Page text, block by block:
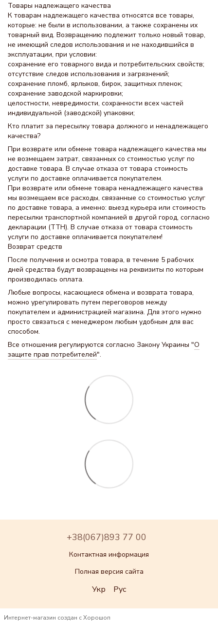
Товары надлежащего качества
К товарам надлежащего качества относятся все товары,
которые: не были в использовании, а также сохранены их
товарный вид. Возвращению подлежит только новый товар,
не имеющий следов использования и не находившийся в
эксплуатации, при условии:
сохранение его товарного вида и потребительских свойств;
отсутствие следов использования и загрязнений;
сохранение пломб, ярлыков, бирок, защитных пленок;
сохранение заводской маркировки;
целостности, невредимости, сохранности всех частей
индивидуальной (заводской) упаковки;
Кто платит за пересылку товара должного и ненадлежащего
качества?
При возврате или обмене товара надлежащего качества мы
не возмещаем затрат, связанных со стоимостью услуг по
доставке товара. В случае отказа от товара стоимость
услуги по доставке оплачивается покупателем.
При возврате или обмене товара ненадлежащего качества
мы возмещаем все расходы, связанные со стоимостью услуг
по доставке товара, а именно: выезд курьера или стоимость
пересылки транспортной компанией в другой город, согласно
декларации (ТТН). В случае отказа от товара стоимость
услуги по доставке оплачивается покупателем!
Возврат средств
После получения и осмотра товара, в течение 5 рабочих
дней средства будут возвращены на реквизиты по которым
производилась оплата.
Любые вопросы, касающиеся обмена и возврата товара,
можно урегулировать путем переговоров между
покупателем и администрацией магазина. Для этого нужно
просто связаться с менеджером любым удобным для вас
способом.
Все отношения регулируются согласно Закону Украины "О
защите прав потребителей".
+38(067)893 77 00
Контактная информация
Полная версия сайта
Укр Рус
Интернет-магазин создан с Хорошоп